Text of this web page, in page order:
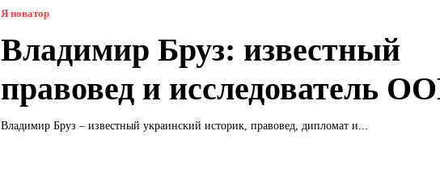
Я новатор
Владимир Бруз: известный
правовед и исследователь
Владимир Бруз – известный украинский историк, правовед, дипломат и...